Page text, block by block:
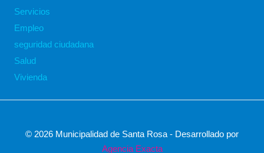
Servicios
Empleo
seguridad ciudadana
Salud
Vivienda
© 2026 Municipalidad de Santa Rosa - Desarrollado por
Agencia Exacta